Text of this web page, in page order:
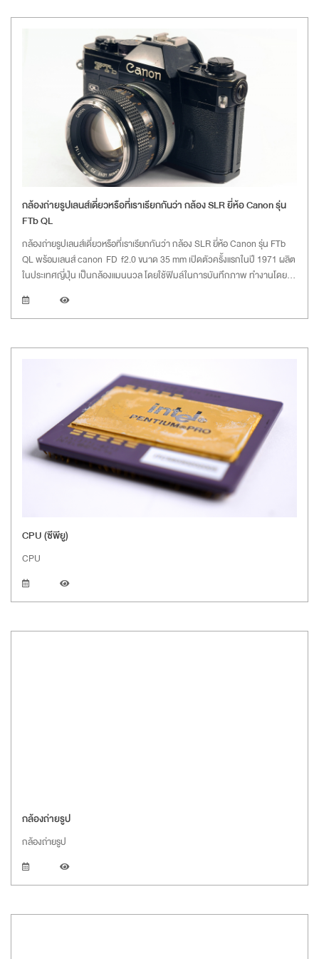
กล้องถ่ายรูปเลนส์เดี่ยวหรือที่เราเรียกกันว่า กล้อง SLR ยี่ห้อ Canon รุ่น
FTb QL
กล้องถ่ายรูปเลนส์เดี่ยวหรือที่เราเรียกกันว่า กล้อง SLR ยี่ห้อ Canon รุ่น FTb
QL พร้อมเลนส์ canon FD f2.0 ขนาด 35 mm เปิดตัวครั้งแรกในปี 1971 ผลิต
ในประเทศญี่ปุ่น เป็นกล้องแมนนวล โดยใช้ฟิมล์ในการบันทึกภาพ ทำงานโดยไม่
นี้ไม่ผลิตแล้ว
CPU (ซีพียู)
CPU
กล้องถ่ายรูป
กล้องถ่ายรูป